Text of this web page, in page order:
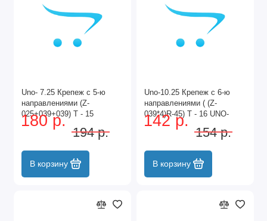
Uno- 7.25 Крепеж с 5-ю
направлениями (Z-
025+039+039) T - 15
ЧЕРНЫЙ UNO-7.25 BL
180 р.
194 р.
В корзину
Uno-10.25 Крепеж с 6-ю
направлениями ( (Z-
039*4)R-45) T - 16 UNO-
10.25
142 р.
154 р.
В корзину